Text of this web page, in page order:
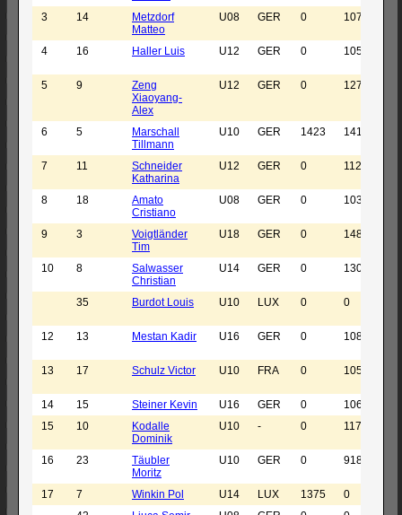
3
14
Metzdorf
Matteo
U08 GER 0 1076
4 16 Haller Luis U12 GER 0 1059
5
9
Zeng
Xiaoyang-
Alex
U12 GER 0 1270
6 5
Marschall
Tillmann
U10 GER 1423 1413
7 11
Schneider
Katharina
U12 GER 0 1121
8 18
Amato
Cristiano
U08 GER 0 1031
9
3
Voigtländer
Tim
U18 GER 0 1483
10 8
Salwasser
Christian
U14 GER 0 1305
35 Burdot Louis U10 LUX 0 0
12
13 Mestan Kadir U16 GER 0 1082
13
17 Schulz Victor U10 FRA 0 1057
14
15 Steiner Kevin U16 GER 0 1061
15
10
Kodalle
Dominik
U10 - 0 1171
16
23
Täubler
Moritz
U10 GER 0 918
17
7 Winkin Pol U14 LUX 1375 0